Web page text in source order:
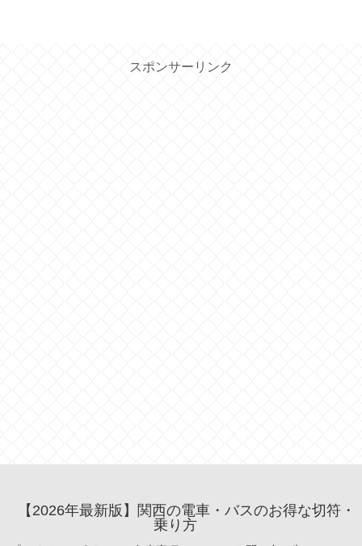
スポンサーリンク
【2026年最新版】関西の電車・バスのお得な切符・
乗り方